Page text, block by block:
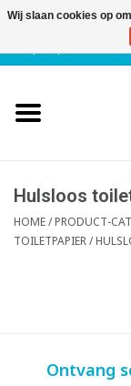
Klantenservice
Blog
Hulsloos
HOME/PRODUCT-
TOILETPAPIER/
Ontvang
Wij slaan cookies op